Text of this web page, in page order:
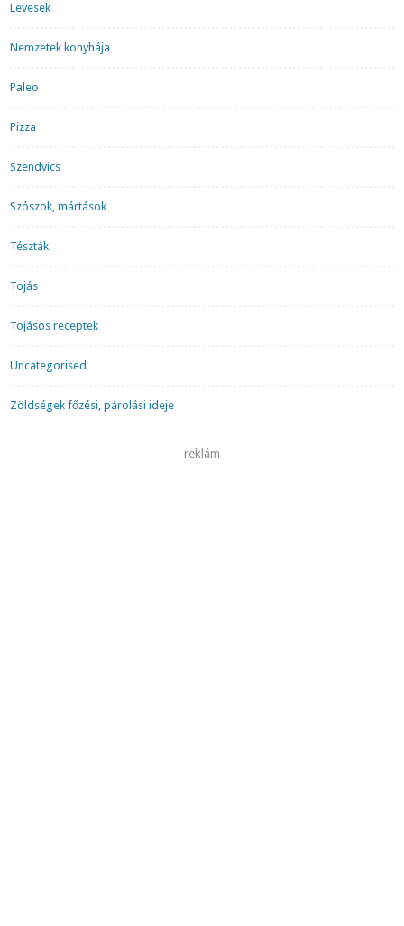
Levesek
Nemzetek konyhája
Paleo
Pizza
Szendvics
Szószok, mártások
Tészták
Tojás
Tojásos receptek
Uncategorised
Zöldségek főzési, párolási ideje
reklám